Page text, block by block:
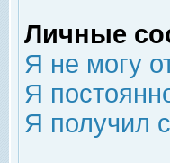
Личные
Я не могу
Я
Я получил